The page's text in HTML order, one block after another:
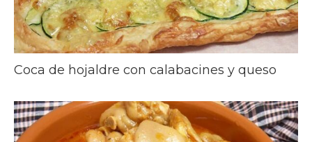
Coca de hojaldre con calabacines y queso